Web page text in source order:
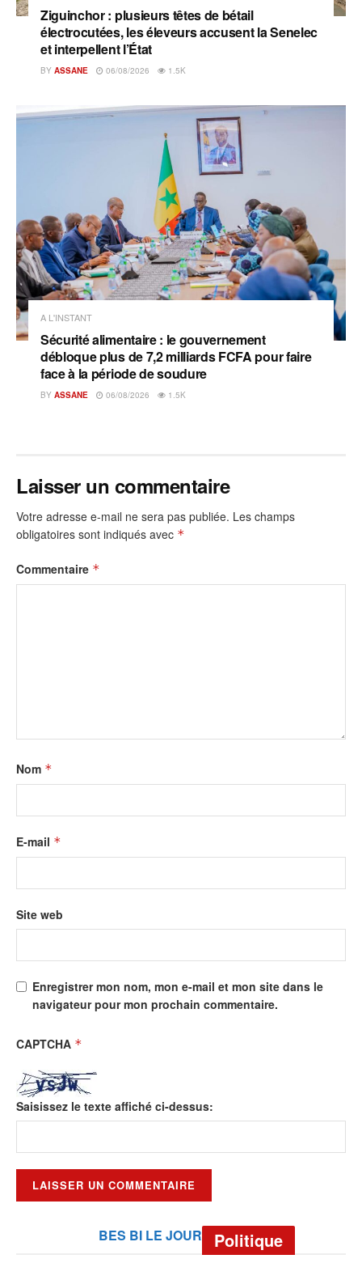
Ziguinchor : plusieurs têtes de bétail
électrocutées, les éleveurs accusent la Senelec
et interpellent l’État
BY ASSANE 06/08/2026 1.5K
A L'INSTANT
Sécurité alimentaire : le gouvernement
débloque plus de 7,2 milliards FCFA pour faire
face à la période de soudure
BY ASSANE 06/08/2026 1.5K
Laisser un commentaire
Votre adresse e-mail ne sera pas publiée. Les champs
obligatoires sont indiqués avec *
Commentaire *
Nom *
E-mail *
Site web
Enregistrer mon nom, mon e-mail et mon site dans le
navigateur pour mon prochain commentaire.
CAPTCHA *
Saisissez le texte affiché ci-dessus:
BES BI LE JOUR Politique